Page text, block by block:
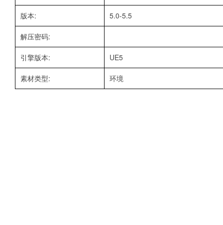
版本: 5.0-5.5
解压密码:
引擎版本: UE5
素材类型: 环境